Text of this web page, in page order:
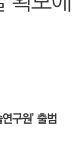
구원’ 출범